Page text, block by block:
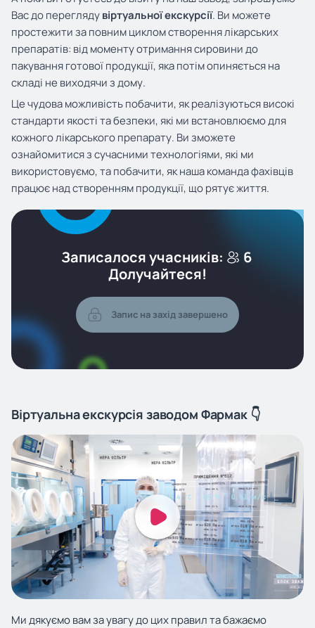
Вас до переглядувіртуальної екскурсії. Ви можете
простежити за повним циклом створення лікарських
препаратів: від моменту отримання сировини до
пакування готової продукції, яка потім опиняється на
складі не виходячи з дому.
Це чудова можливість побачити, як реалізуються високі
стандарти якості та безпеки, які ми встановлюємо для
кожного лікарського препарату. Ви зможете
ознайомитися з сучасними технологіями, які ми
використовуємо, та побачити, як наша команда фахівців
працює над створенням продукції, що рятує життя.
Записалося учасників:
6
Долучайтеся!
Запис на захід завершено
Віртуальна екскурсія заводом Фармак 👇
Ми дякуємо вам за увагу до цих правил та бажаємо